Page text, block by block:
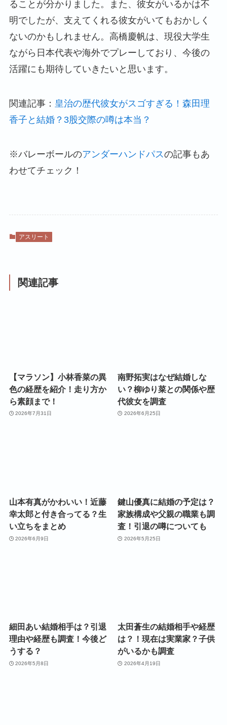
ることが分かりました。また、彼女がいるかは不
明でしたが、支えてくれる彼女がいてもおかしく
ないのかもしれません。高橋慶帆は、現役大学生
ながら日本代表や海外でプレーしており、今後の
活躍にも期待していきたいと思います。
関連記事： 皇治の歴代彼女がスゴすぎる！森田理
香子と結婚？3股交際の噂は本当？
※バレーボールのアンダーハンドパスの記事もあ
わせてチェック！
アスリート
関連記事
【マラソン】小林香菜の異
色の経歴を紹介！走り方か
ら素顔まで！
2026年7月31日
南野拓実はなぜ結婚しな
い？柳ゆり菜との関係や歴
代彼女を調査
2026年6月25日
山本有真がかわいい！近藤
幸太郎と付き合ってる？生
い立ちをまとめ
2026年6月9日
鍵山優真に結婚の予定は？
家族構成や父親の職業も調
査！引退の噂についても
2026年5月25日
細田あい結婚相手は？引退
理由や経歴も調査！今後ど
うする？
2026年5月8日
太田蒼生の結婚相手や経歴
は？！現在は実業家？子供
がいるかも調査
2026年4月19日